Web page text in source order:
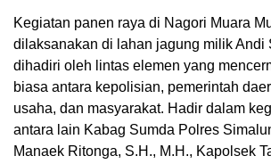
Kegiatan panen raya di Nagori Muara
dilaksanakan di lahan jagung milik Andi
dihadiri oleh lintas elemen yang
biasa antara kepolisian, pemerintah
usaha, dan masyarakat. Hadir dalam
antara lain Kabag Sumda Polres
Manaek Ritonga, S.H., M.H., Kapolsek